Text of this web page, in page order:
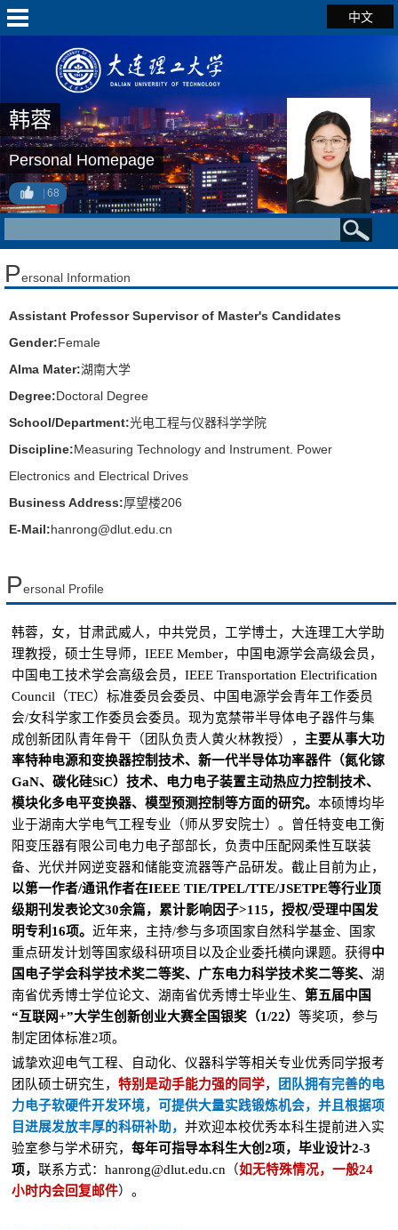
中文
韩蓉
Personal Homepage
68
Personal Information
Assistant Professor Supervisor of Master's Candidates
Gender:Female
Alma Mater:湖南大学
Degree:Doctoral Degree
School/Department:光电工程与仪器科学学院
Discipline:Measuring Technology and Instrument. Power
Electronics and Electrical Drives
Business Address:厚望楼206
E-Mail:hanrong@dlut.edu.cn
Personal Profile
韩蓉，女，甘肃武威人，中共党员，工学博士，大连理工大学助
理教授，硕士生导师，IEEE Member，中国电源学会高级会员，
中国电工技术学会高级会员，IEEE Transportation Electrification
Council（TEC）标准委员会委员、中国电源学会青年工作委员
会/女科学家工作委员会委员。现为宽禁带半导体电子器件与集
成创新团队青年骨干（团队负责人黄火林教授）， 主要从事大功
率特种电源和变换器控制技术、新一代半导体功率器件（氮化镓
GaN、碳化硅SiC）技术、电力电子装置主动热应力控制技术、
模块化多电平变换器、模型预测控制等方面的研究。本硕博均毕
业于湖南大学电气工程专业（师从罗安院士）。曾任特变电工衡
阳变压器有限公司电力电子部部长，负责中压配网柔性互联装
备、光伏并网逆变器和储能变流器等产品研发。截止目前为止，
以第一作者/通讯作者在IEEE TIE/TPEL/TTE/JSETPE等行业顶
级期刊发表论文30余篇，累计影响因子>115，授权/受理中国发
明专利16项。近年来，主持/参与多项国家自然科学基金、国家
重点研发计划等国家级科研项目以及企业委托横向课题。获得中
国电子学会科学技术奖二等奖、广东电力科学技术奖二等奖、湖
南省优秀博士学位论文、湖南省优秀博士毕业生、第五届中国
“互联网+”大学生创新创业大赛全国银奖（1/22）等奖项，参与
制定团体标准2项。
诚挚欢迎电气工程、自动化、仪器科学等相关专业优秀同学报考
团队硕士研究生，特别是动手能力强的同学，
团队拥有完善的电
力电子软硬件开发环境，可提供大量实践锻炼机会，并且根据项
目进展发放丰厚的科研补助，并欢迎本校优秀本科生提前进入实
验室参与学术研究，每年可指导本科生大创2项，毕业设计2-3
项，联系方式：hanrong@dlut.edu.cn（如无特殊情况，一般24
小时内会回复邮件）。